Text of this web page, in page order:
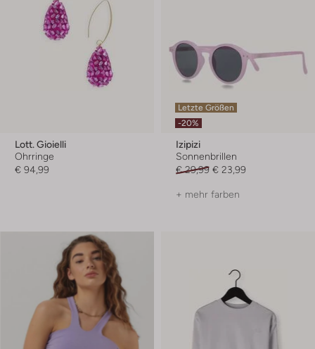
Lott. Gioielli
Ohrringe
€ 94,99
Letzte Größen
-20%
Izipizi
Sonnenbrillen
€ 29,99 € 23,99
+ mehr farben